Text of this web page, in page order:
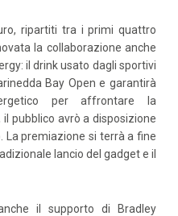
ripartiti tra i primi quattro
la collaborazione anche
il drink usato dagli sportivi
Bay Open e garantirà
per affrontare la
pubblico avrò a disposizione
La premiazione si terrà a fine
lancio del gadget e il
il supporto di Bradley